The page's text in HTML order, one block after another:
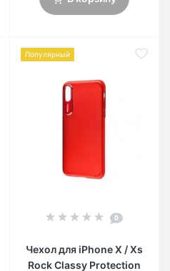
Популярный
0
Чехол для iPhone X / Xs
Rock Classy Protection